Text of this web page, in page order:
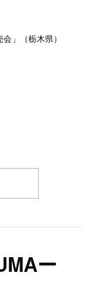
」（栃木県）
ー